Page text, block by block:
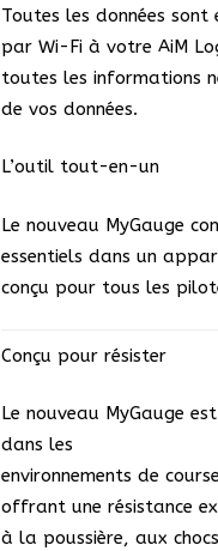
Toutes les données sont
par Wi-Fi à votre AiM
toutes les informations
de vos données.
L’outil tout-en-un
Le nouveau MyGauge
essentiels dans un
conçu pour tous les
Conçu pour résister
Le nouveau MyGauge
dans les
environnements de
offrant une résistance
à la poussière, aux